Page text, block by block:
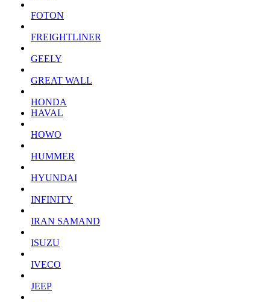
FOTON
FREIGHTLINER
GEELY
GREAT WALL
HONDA
HAVAL
HOWO
HUMMER
HYUNDAI
INFINITY
IRAN SAMAND
ISUZU
IVECO
JEEP